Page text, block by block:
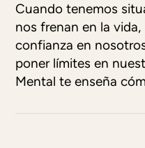
Cuando tenemos
nos frenan en la
confianza en
poner límites en
Mental te enseña